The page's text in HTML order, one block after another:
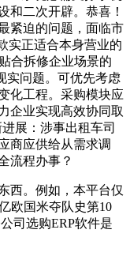
和二次开辟。恭喜！
紧迫的问题，面临市
实正适合本身营业的
合拆修企业场景的
实问题。可优先考虑
化工程。采购模块应
企业实现高效协同取
展：涉事出租车司
商应供给从需求调
流程办事？
。例如，本平台仅
欧国米夺队史第10
司选购ERP软件是